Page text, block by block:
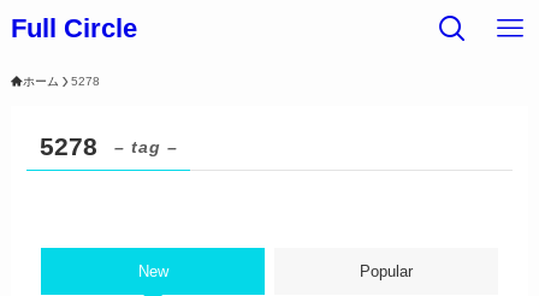
Full Circle
ホーム 5278
5278 – tag –
New Popular